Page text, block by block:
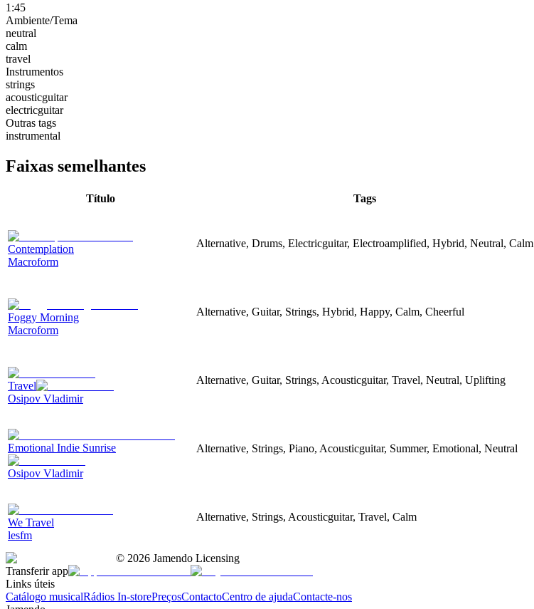
1:45
Ambiente/Tema
neutral
calm
travel
Instrumentos
strings
acousticguitar
electricguitar
Outras tags
instrumental
Faixas semelhantes
Título Tags
Contemplation
Macroform
Alternative, Drums, Electricguitar, Electroamplified, Hybrid, Neutral, Calm
Foggy Morning
Macroform
Alternative, Guitar, Strings, Hybrid, Happy, Calm, Cheerful
Travel
Osipov Vladimir
Alternative, Guitar, Strings, Acousticguitar, Travel, Neutral, Uplifting
Emotional Indie Sunrise
Osipov Vladimir
Alternative, Strings, Piano, Acousticguitar, Summer, Emotional, Neutral
We Travel
lesfm
Alternative, Strings, Acousticguitar, Travel, Calm
© 2026 Jamendo Licensing
Transferir app
Links úteis
Catálogo musicalRádios In-storePreçosContactoCentro de ajudaContacte-nos